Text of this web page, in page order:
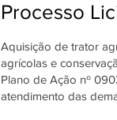
Processo
Aquisição de trator
agrícolas e
Plano de Ação nº
atendimento das